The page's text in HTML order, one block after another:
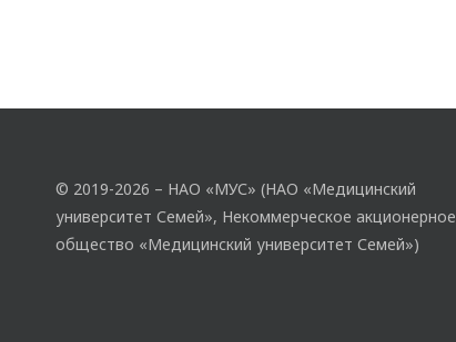
© 2019-2026 – НАО «МУС» (НАО «Медицинский
университет Семей», Некоммерческое акционерное
общество «Медицинский университет Семей»)